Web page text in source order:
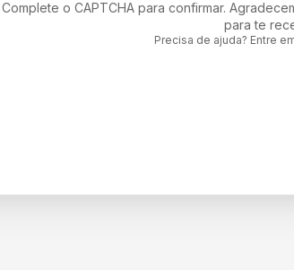
Complete o CAPTCHA para confirmar.
para te
Precisa de ajuda? Entre